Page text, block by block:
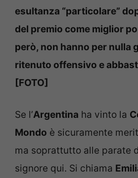
esultanza “particolare”
del premio come miglior
però, non hanno per nulla
ritenuto offensivo e
[FOTO]
Se l’Argentina ha vinto la
Mondo è sicuramente
ma soprattutto alle parate
signore qui. Si chiama